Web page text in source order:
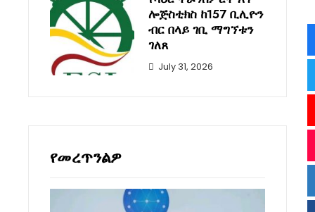
ሎጅስቲክስ ከ157 ቢሊዮን
ብር በላይ ገቢ ማግኘቱን
ገለጸ
July 31, 2026
የመረጥንልዎ